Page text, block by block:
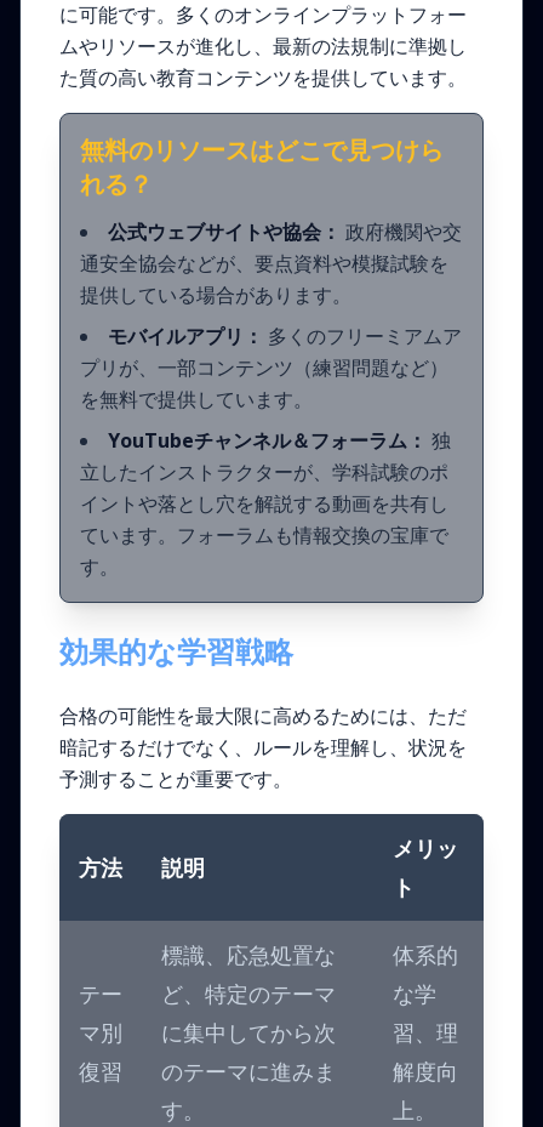
に可能です。多くのオンラインプラットフォー
ムやリソースが進化し、最新の法規制に準拠し
た質の高い教育コンテンツを提供しています。
無料のリソースはどこで見つけら
れる？
公式ウェブサイトや協会： 政府機関や交
通安全協会などが、要点資料や模擬試験を
提供している場合があります。
モバイルアプリ： 多くのフリーミアムア
プリが、一部コンテンツ（練習問題など）
を無料で提供しています。
YouTubeチャンネル＆フォーラム： 独
立したインストラクターが、学科試験のポ
イントや落とし穴を解説する動画を共有し
ています。フォーラムも情報交換の宝庫で
す。
効果的な学習戦略
合格の可能性を最大限に高めるためには、ただ
暗記するだけでなく、ルールを理解し、状況を
予測することが重要です。
方法 説明
メリッ
ト
テー
マ別
復習
標識、応急処置な
ど、特定のテーマ
に集中してから次
のテーマに進みま
す。
体系的
な学
習、理
解度向
上。